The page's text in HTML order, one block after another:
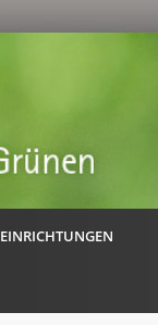
EINRICHTUNGEN